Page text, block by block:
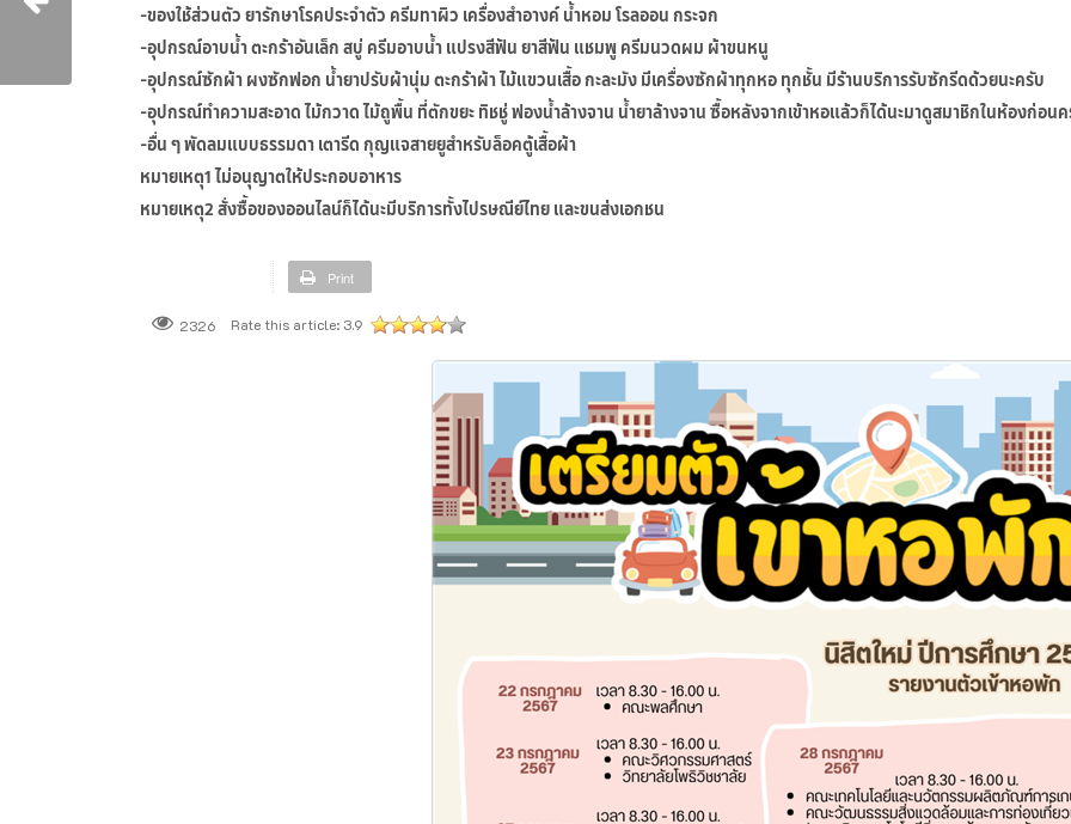
-ของใช้ส่วนตัว ยารักษาโรคประจำตัว ครีมทาผิว เครื่องสำอางค์ น้ำหอม โรลออน กระจก
-อุปกรณ์อาบน้ำ ตะกร้าอันเล็ก สบู่ ครีมอาบน้ำ แปรงสีฟัน ยาสีฟัน แชมพู ครีมนวดผม ผ้าขนหนู
-อุปกรณ์ซักผ้า ผงซักฟอก น้ำยาปรับผ้านุ่ม ตะกร้าผ้า ไม้แขวนเสื้อ กะละมัง มีเครื่องซักผ้าทุกหอ ทุกชั้น มีร้านบริการรับซักรีดด้วยนะครับ
-อุปกรณ์ทำความสะอาด ไม้กวาด ไม้ถูพื้น ที่ตักขยะ ทิชชู่ ฟองน้ำล้างจาน น้ำยาล้างจาน ซื้อหลังจากเข้าหอแล้วก็ได้นะมาดูสมาชิกในห้องก่อน
-อื่น ๆ พัดลมแบบธรรมดา เตารีด กุญแจสายยูสำหรับล็อคตู้เสื้อผ้า
หมายเหตุ1 ไม่อนุญาตให้ประกอบอาหาร
หมายเหตุ2 สั่งซื้อของออนไลน์ก็ได้นะมีบริการทั้งไปรษณีย์ไทย และขนส่งเอกชน
Print
2326 Rate this article: 3.9